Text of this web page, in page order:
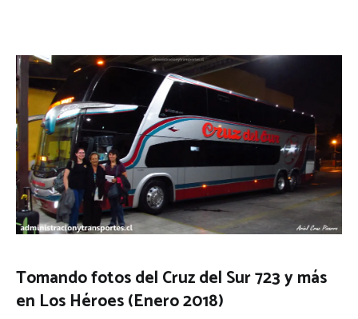
Tomando fotos del Cruz del Sur 723 y más
en Los Héroes (Enero 2018)